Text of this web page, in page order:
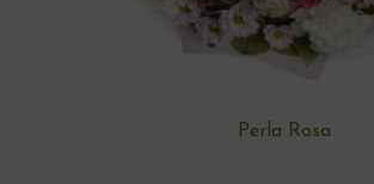
Perla Rosa